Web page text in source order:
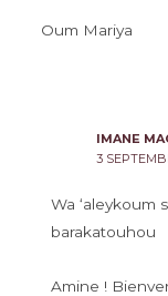
Oum Mariya
IMANE
3
Wa ‘aleykoum
barakatouhou
Amine !